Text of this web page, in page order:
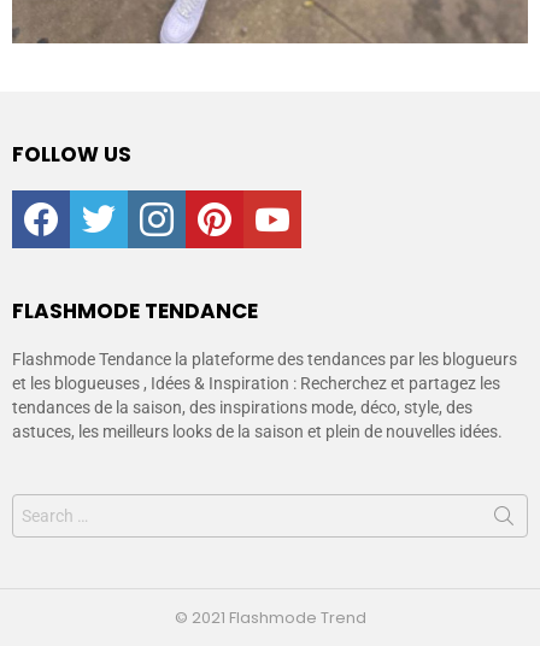
FOLLOW US
facebooktwitter instagrampinterestyoutube
FLASHMODE TENDANCE
Flashmode Tendance la plateforme des tendances par les blogueurs
et les blogueuses , Idées & Inspiration : Recherchez et partagez les
tendances de la saison, des inspirations mode, déco, style, des
astuces, les meilleurs looks de la saison et plein de nouvelles idées.
© 2021 Flashmode Trend